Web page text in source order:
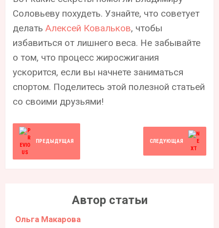
Соловьеву похудеть. Узнайте, что советует
делатьАлексей Ковальков, чтобы
избавиться от лишнего веса. Не забывайте
о том, что процесс жиросжигания
ускорится, если вы начнете заниматься
спортом. Поделитесь этой полезной статьей
со своими друзьями!
ПРЕДЫДУЩАЯ СЛЕДУЮЩАЯ
Автор статьи
Ольга Макарова